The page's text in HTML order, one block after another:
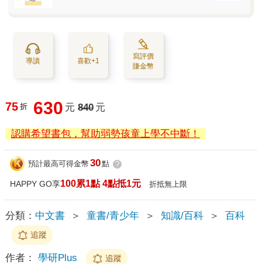
導讀 喜歡+1
寫評價
賺金幣
75 折 630 元 840 元
認購希望書包，幫助弱勢孩童上學不中斷！
預計最高可得金幣 30點 ?
HAPPY GO享100累1點 4點抵1元 折抵無上限
分類： 中文書 ＞ 童書/青少年 ＞ 知識/百科 ＞ 百科
追蹤
作者： 學研Plus 追蹤